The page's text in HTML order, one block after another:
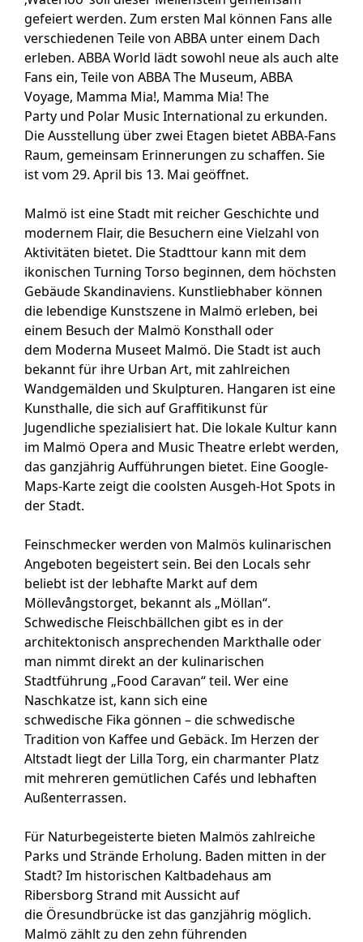
gefeiert werden. Zum ersten Mal können Fans alle
verschiedenen Teile von ABBA unter einem Dach
erleben. ABBA World lädt sowohl neue als auch alte
Fans ein, Teile von ABBA The Museum, ABBA
Voyage, Mamma Mia!, Mamma Mia! The
Party und Polar Music International zu erkunden.
Die Ausstellung über zwei Etagen bietet ABBA-Fans
Raum, gemeinsam Erinnerungen zu schaffen. Sie
ist vom 29. April bis 13. Mai geöffnet.
Malmö ist eine Stadt mit reicher Geschichte und
modernem Flair, die Besuchern eine Vielzahl von
Aktivitäten bietet. Die Stadttour kann mit dem
ikonischen Turning Torso beginnen, dem höchsten
Gebäude Skandinaviens. Kunstliebhaber können
die lebendige Kunstszene in Malmö erleben, bei
einem Besuch der Malmö Konsthall oder
dem Moderna Museet Malmö. Die Stadt ist auch
bekannt für ihre Urban Art, mit zahlreichen
Wandgemälden und Skulpturen. Hangaren ist eine
Kunsthalle, die sich auf Graffitikunst für
Jugendliche spezialisiert hat. Die lokale Kultur kann
im Malmö Opera and Music Theatre erlebt werden,
das ganzjährig Aufführungen bietet. Eine Google-
Maps-Karte zeigt die coolsten Ausgeh-Hot Spots in
der Stadt.
Feinschmecker werden von Malmös kulinarischen
Angeboten begeistert sein. Bei den Locals sehr
beliebt ist der lebhafte Markt auf dem
Möllevångstorget, bekannt als „Möllan“.
Schwedische Fleischbällchen gibt es in der
architektonisch ansprechenden Markthalle oder
man nimmt direkt an der kulinarischen
Stadtführung „Food Caravan“ teil. Wer eine
Naschkatze ist, kann sich eine
schwedische Fika gönnen – die schwedische
Tradition von Kaffee und Gebäck. Im Herzen der
Altstadt liegt der Lilla Torg, ein charmanter Platz
mit mehreren gemütlichen Cafés und lebhaften
Außenterrassen.
Für Naturbegeisterte bieten Malmös zahlreiche
Parks und Strände Erholung. Baden mitten in der
Stadt? Im historischen Kaltbadehaus am
Ribersborg Strand mit Aussicht auf
die Öresundbrücke ist das ganzjährig möglich.
Malmö zählt zu den zehn führenden